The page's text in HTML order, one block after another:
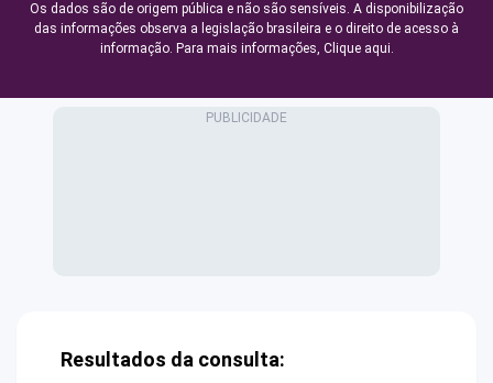
Os dados são de origem pública e não são sensíveis. A disponibilização
das informações observa a legislação brasileira e o direito de acesso à
informação. Para mais informações, Clique aqui.
Resultados da consulta: